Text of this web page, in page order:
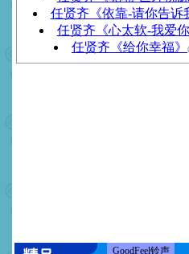
任贤齐《依靠-请你告诉
任贤齐《心太软-我爱你
任贤齐《给你幸福》